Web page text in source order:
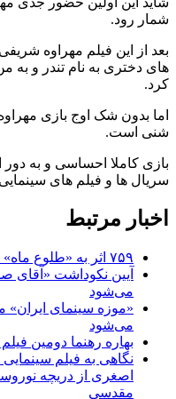
شمار رود.
بعد از این فیلم مهراوه
کرد.
اما بدون شک اوج بازی
شنی است.
بازی کاملا احساسی و به دور
سریال ها و فیلم های
اخبار مرتبط
۷۵۹ اثر به «طلوع ماه» رسید
آیین نکوداشت «آقای
می‌شود
«موزه سینمای
می‌شود
بهاره رهنما دومین
نگاهی به فیلم
اصغری از دریچه
مقدسی